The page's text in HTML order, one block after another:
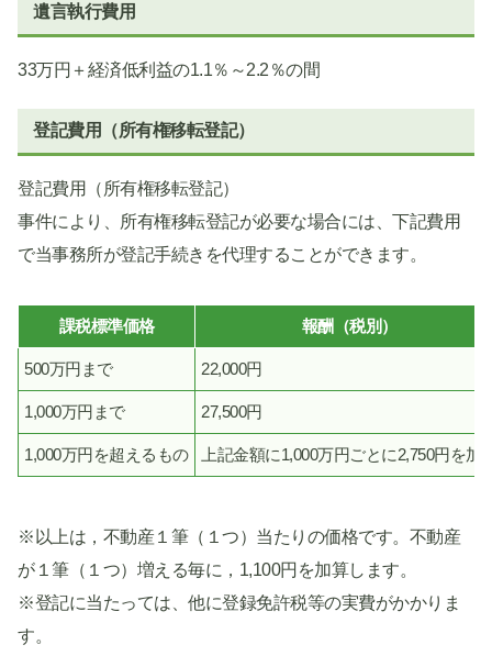
遺言執行費用
33万円＋経済低利益の1.1％～2.2％の間
登記費用（所有権移転登記）
登記費用（所有権移転登記）
事件により、所有権移転登記が必要な場合には、下記費用
で当事務所が登記手続きを代理することができます。
課税標準価格 報酬（税別）
500万円まで 22,000円
1,000万円まで 27,500円
1,000万円を超えるもの 上記金額に1,000万円ごとに2,750円を加
※以上は，不動産１筆（１つ）当たりの価格です。不動産
が１筆（１つ）増える毎に，1,100円を加算します。
※登記に当たっては、他に登録免許税等の実費がかかりま
す。